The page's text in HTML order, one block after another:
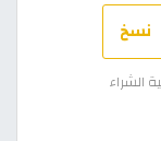
نسخ
الشراء